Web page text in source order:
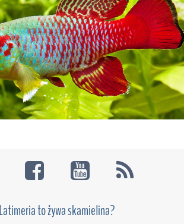
to żywa skamielina?